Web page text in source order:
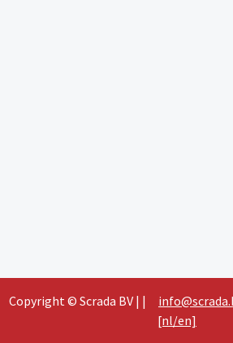
Copyright © Scrada BV | |
[nl/en]